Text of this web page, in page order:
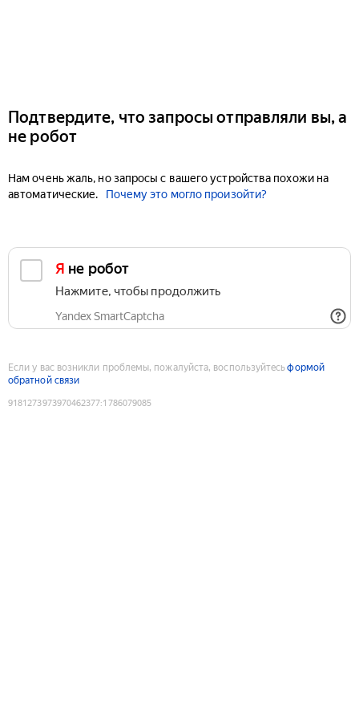
Подтвердите, что запросы отправляли вы, а
не робот
Нам очень жаль, но запросы с вашего устройства похожи на
автоматические.
Почему это могло произойти?
Я не робот
Нажмите, чтобы продолжить
Yandex SmartCaptcha
Если у вас возникли проблемы, пожалуйста, воспользуйтесьформой
обратной связи
9181273973970462377:1786079085